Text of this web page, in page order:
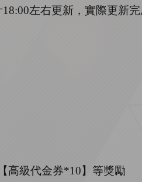
18:00左右更新，實際更新
高級代金券*10】等獎勵